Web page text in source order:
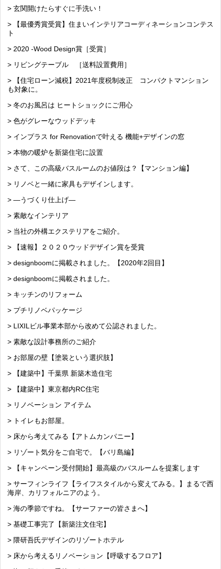
> 玄関開けたらすぐに手洗い！
> 【最優秀賞受賞】住まいインテリアコーディネーションコンテス
ト
> 2020 -Wood Design賞［受賞］
> リビングテーブル ［送料設置費用］
> 【住宅ローン減税】2021年度税制改正 コンパクトマンション
も対象に。
> 冬のお風呂は ヒートショックにご用心
> 色がグレーなウッドデッキ
> インプラス for Renovationで叶える 機能+デザインの窓
> 本物の暖炉を新築住宅に設置
> さて、この高級バスルームのお値段は？【マンション編】
> リノベと一緒に家具もデザインします。
> —うづくり仕上げ—
> 素敵なインテリア
> 当社の外構エクステリアをご紹介。
> 【速報】２０２０ウッドデザイン賞を受賞
> designboomに掲載されました。【2020年2回目】
> designboomに掲載されました。
> キッチンのリフォーム
> プチリノベパッケージ
> LIXILビル事業本部から改めて公認されました。
> 素敵な設計事務所のご紹介
> お部屋の壁【塗装という選択肢】
> 【建築中】千葉県 新築木造住宅
> 【建築中】東京都内RC住宅
> リノベーション アイテム
> トイレもお部屋。
> 床から考えてみる【アトムカンパニー】
> リゾート気分をご自宅で。【バリ島編】
> 【キャンペーン受付開始】最高級のバスルームを提案します
> サーフィンライフ【ライフスタイルから変えてみる。】まるで西
海岸、カリフォルニアのよう。
> 海の季節ですね。【サーファーの皆さまへ】
> 基礎工事完了【新築注文住宅】
> 隈研吾氏デザインのリゾートホテル
> 床から考えるリノベーション【呼吸するフロア】